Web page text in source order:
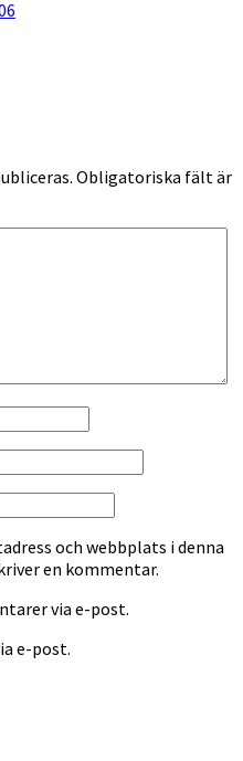
Obligatoriska fält är
och webbplats i denna
en kommentar.
via e-post.
e-post.